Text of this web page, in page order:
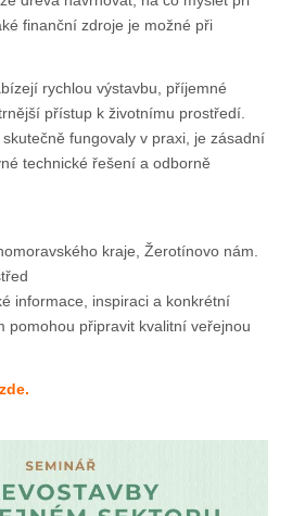
finanční zdroje je možné při
rychlou výstavbu, příjemné
přístup k životnímu prostředí.
fungovaly v praxi, je zásadní
technické řešení a odborně
kraje, Žerotínovo nám.
informace, inspiraci a konkrétní
pomohou připravit kvalitní veřejnou